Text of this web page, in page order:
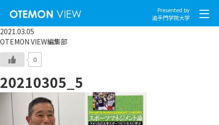
Presented by
追手門学院大学
社会とくらし
グローバル
2021.03.05
OTEMON VIEW編集部
0
20210305_5